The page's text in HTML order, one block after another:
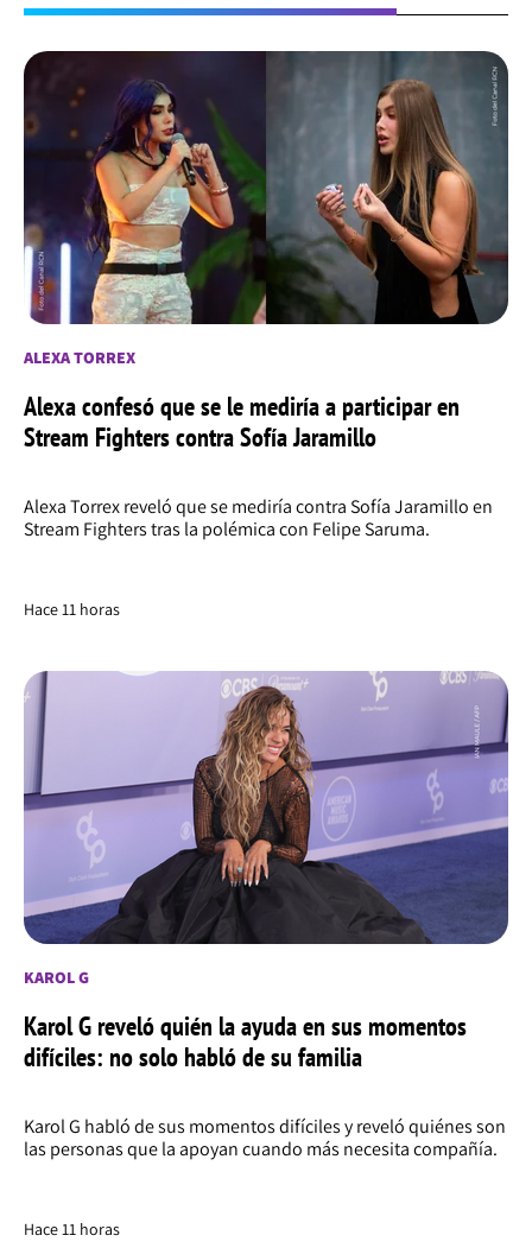
ALEXA TORREX
Alexa confesó que se le mediría a participar en
Stream Fighters contra Sofía Jaramillo
Alexa Torrex reveló que se mediría contra Sofía Jaramillo en
Stream Fighters tras la polémica con Felipe Saruma.
Hace 11 horas
KAROL G
Karol G reveló quién la ayuda en sus momentos
difíciles: no solo habló de su familia
Karol G habló de sus momentos difíciles y reveló quiénes son
las personas que la apoyan cuando más necesita compañía.
Hace 11 horas